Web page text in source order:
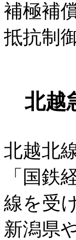
補極補
抵抗制
北越
北越北
「国鉄
線を受
新潟県